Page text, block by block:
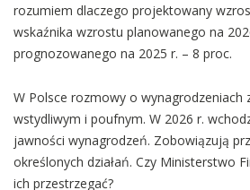
rozumiem dlaczego projektowany
wskaźnika wzrostu planowanego na
prognozowanego na 2025 r. – 8 proc.
W Polsce rozmowy o wynagrodzeniach
wstydliwym i poufnym. W 2026 r.
jawności wynagrodzeń. Zobowiązują
określonych działań. Czy Ministerstwo
ich przestrzegać?